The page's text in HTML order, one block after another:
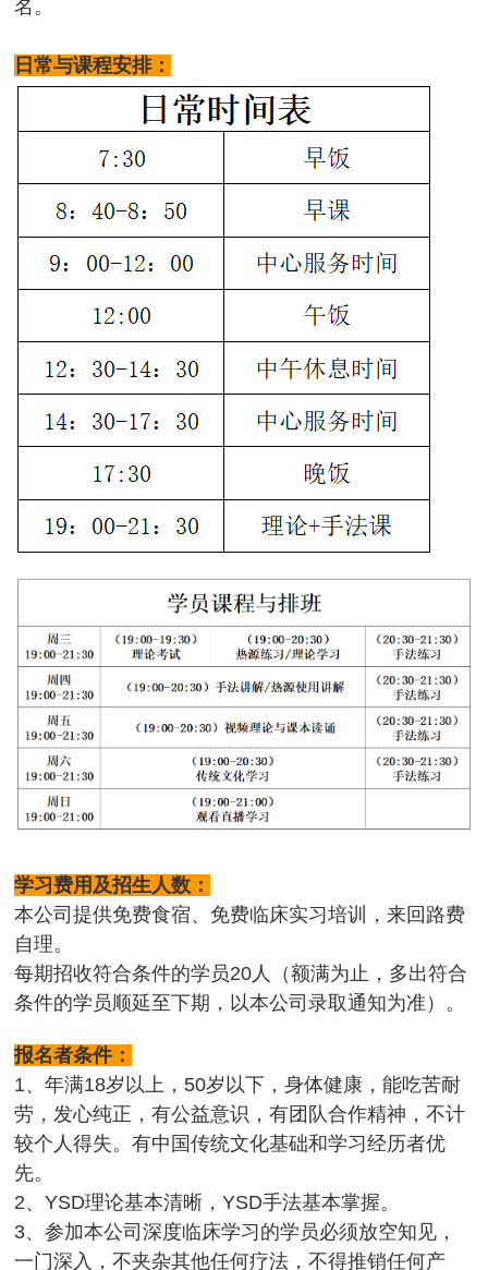
名。
日常与课程安排：
学习费用及招生人数：
本公司提供免费食宿、免费临床实习培训，来回路费
自理。
每期招收符合条件的学员20人（额满为止，多出符合
条件的学员顺延至下期，以本公司录取通知为准）。
报名者条件：
1、年满18岁以上，50岁以下，身体健康，能吃苦耐
劳，发心纯正，有公益意识，有团队合作精神，不计
较个人得失。有中国传统文化基础和学习经历者优
先。
2、YSD理论基本清晰，YSD手法基本掌握。
3、参加本公司深度临床学习的学员必须放空知见，
一门深入，不夹杂其他任何疗法，不得推销任何产